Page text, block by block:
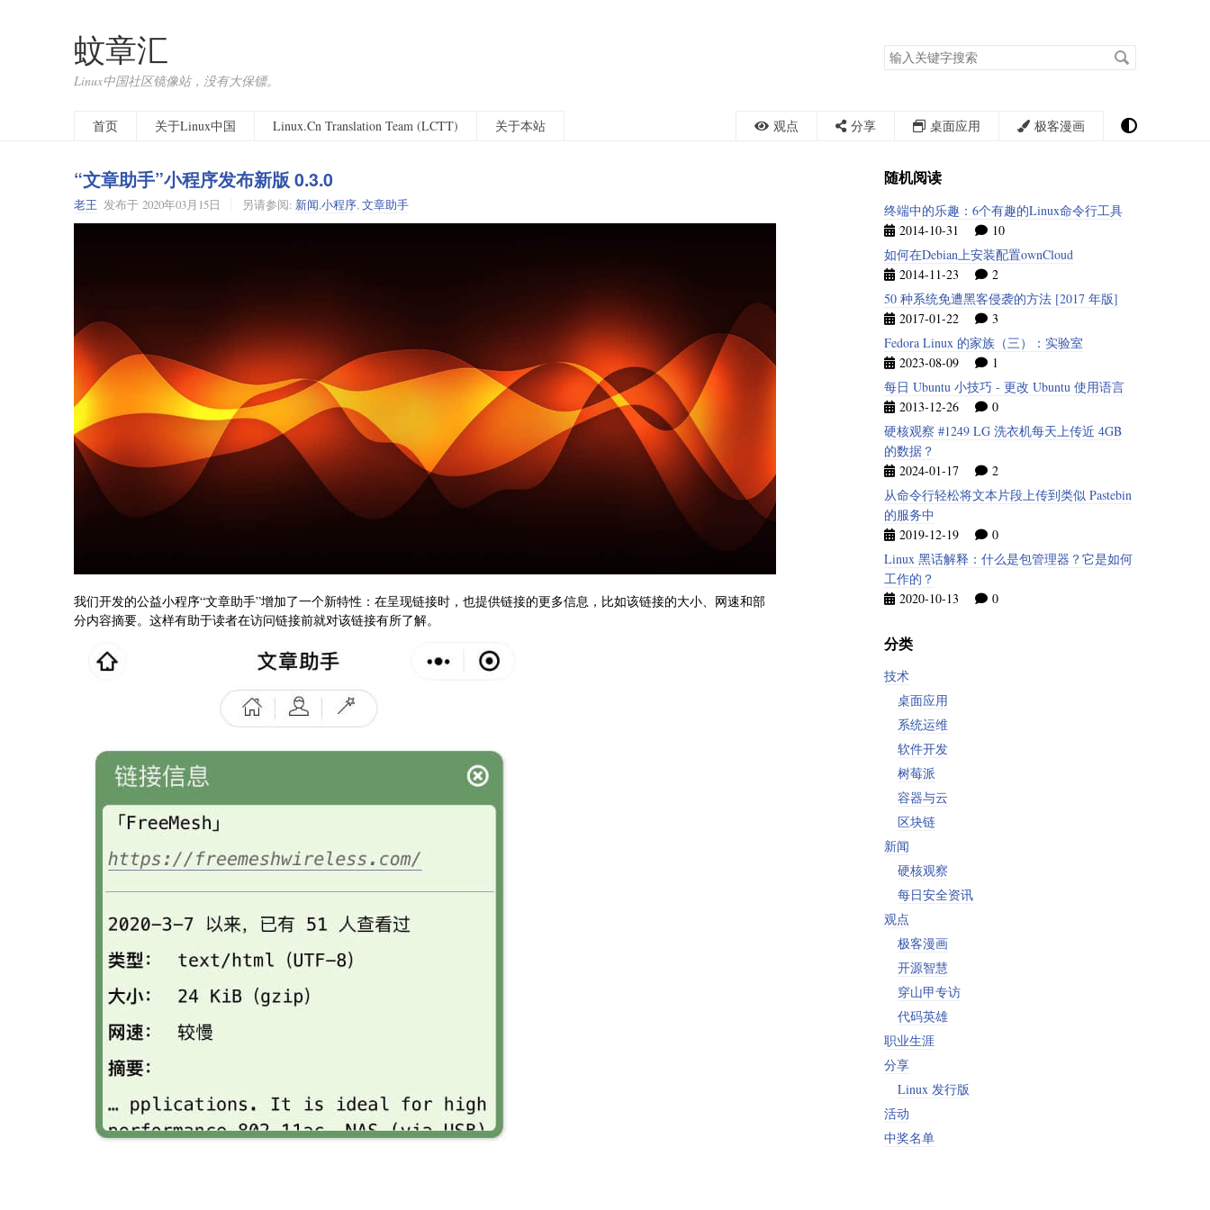
蚊章汇
Linux中国社区镜像站，没有大保镖。
搜
索
首页
关于Linux中国 Linux.Cn Translation Team (LCTT) 关于本站 观点 分享 桌面应用 极客漫画
“文章助手”小程序发布新版 0.3.0
老王 发布于 2020年03月15日 另请参阅: 新闻,小程序,文章助手
我们开发的公益小程序“文章助手”增加了一个新特性：在呈现链接时，也提供链接的更多信息，比如该链接的大小、网速和部
分内容摘要。这样有助于读者在访问链接前就对该链接有所了解。
随机阅读
终端中的乐趣：6个有趣的Linux命令行工具
2014-10-31
10
如何在Debian上安装配置ownCloud
2014-11-23
2
50 种系统免遭黑客侵袭的方法 [2017 年版]
2017-01-22
3
Fedora Linux 的家族（三）：实验室
2023-08-09
1
每日 Ubuntu 小技巧 - 更改 Ubuntu 使用语言
2013-12-26
0
硬核观察 #1249 LG 洗衣机每天上传近 4GB
的数据？
2024-01-17
2
从命令行轻松将文本片段上传到类似 Pastebin
的服务中
2019-12-19
0
Linux 黑话解释：什么是包管理器？它是如何
工作的？
2020-10-13
0
分类
技术
桌面应用
系统运维
软件开发
树莓派
容器与云
区块链
新闻
硬核观察
每日安全资讯
观点
极客漫画
开源智慧
穿山甲专访
代码英雄
职业生涯
分享
Linux 发行版
活动
中奖名单